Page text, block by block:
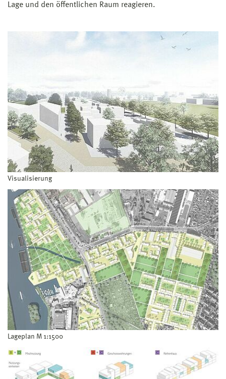
Lage und den öffentlichen Raum reagieren.
Visualisierung
Lageplan M 1:1500